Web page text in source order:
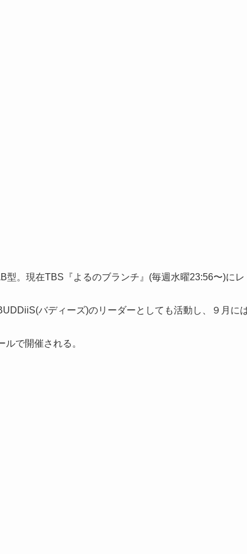
。現在TBS『よるのブランチ』(毎週水曜23:56〜)にレ
バディーズ)のリーダーとしても活動し、９月に
で開催される。